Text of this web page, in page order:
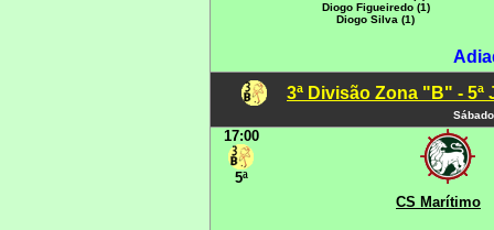
Diogo Figueiredo (1)
Diogo Silva (1)
3ª Divisão Zona "B" - 5ª
17:00
5ª
CS Marítimo